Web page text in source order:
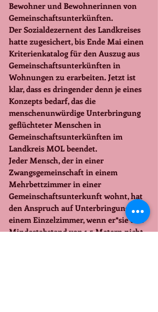
Bewohner und Bewohnerinnen von
Gemeinschaftsunterkünften.
Der Sozialdezernent des Landkreises
hatte zugesichert, bis Ende Mai einen
Kriterienkatalog für den Auszug aus
Gemeinschaftsunterkünften in
Wohnungen zu erarbeiten. Jetzt ist
klar, dass es dringender denn je eines
Konzepts bedarf, das die
menschenunwürdige Unterbringung
geflüchteter Menschen in
Gemeinschaftsunterkünften im
Landkreis MOL beendet.
Jeder Mensch, der in einer
Zwangsgemeinschaft in einem
Mehrbettzimmer in einer
Gemeinschaftsunterkunft wohnt, hat
den Anspruch auf Unterbringung in
einem Einzelzimmer, wenn er*sie den
Mindestabstand von 1,5 Metern nicht